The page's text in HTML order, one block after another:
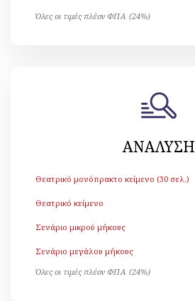
Όλες οι τιμές πλέον ΦΠΑ (24%)
ΑΝΑΛΥΣΗ
Θεατρικό μονόπρακτο κείμενο (30 σελ.)
Θεατρικό κείμενο
Σενάριο μικρού μήκους
Σενάριο μεγάλου μήκους
Όλες οι τιμές πλέον ΦΠΑ (24%)